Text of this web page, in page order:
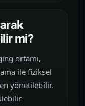
mi?
ortamı,
ile fiziksel
yönetilebilir.